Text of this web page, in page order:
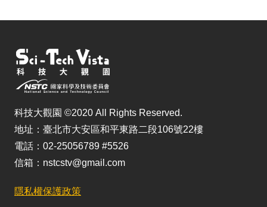
科技大觀園 ©2020 All Rights Reserved.
地址：臺北市大安區和平東路二段106號22樓
電話：02-25056789 #5526
信箱：nstcstv@gmail.com
隱私權保護政策